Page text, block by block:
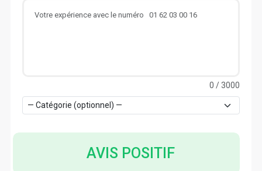
0 / 3000
AVIS POSITIF